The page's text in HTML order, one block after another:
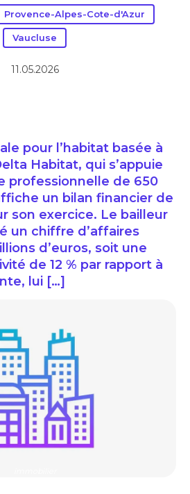
Provence-Alpes-Cote-d'Azur
Vaucluse
11.05.2026
pour l’habitat basée à
Habitat, qui s’appuie
professionnelle de 650
un bilan financier de
son exercice. Le bailleur
un chiffre d’affaires
d’euros, soit une
de 12 % par rapport à
lui […]